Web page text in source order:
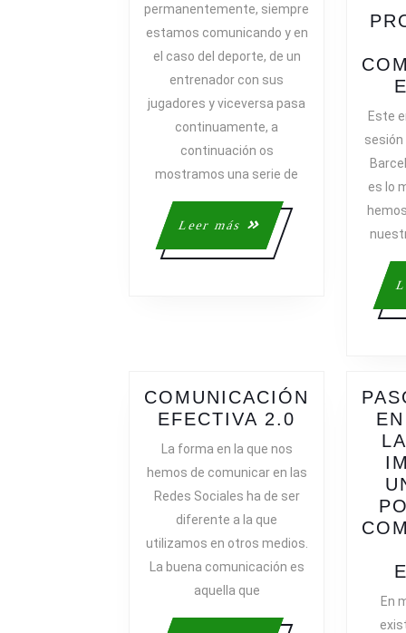
EFECTIVA
permanentemente, siempre
estamos comunicando y en
el caso del deporte, de un
entrenador con sus
jugadores y viceversa pasa
continuamente, a
continuación os
mostramos una serie de
Leer más
Leer
más
Este
sesión
es lo
COMUNICACIÓN
EFECTIVA 2.0
EFECTIVA
La forma en la que nos
hemos de comunicar en las
Redes Sociales ha de ser
diferente a la que
utilizamos en otros medios.
La buena comunicación es
aquella que
En